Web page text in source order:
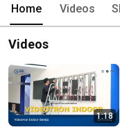
Perseroan Terbatas yang
Home Videos
Videos
1:18